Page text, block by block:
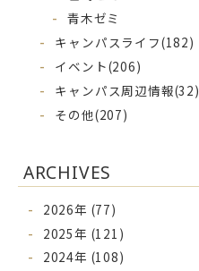
青木ゼミ
キャンパスライフ(182)
イベント(206)
キャンパス周辺情報(32)
その他(207)
ARCHIVES
2026年 (77)
2025年 (121)
2024年 (108)